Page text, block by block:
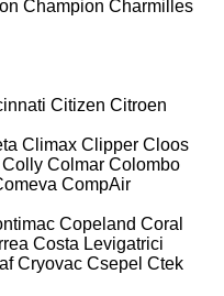
Champion Charmilles
Citizen Citroen
Climax Clipper Cloos
Colly Colmar Colombo
CompAir
Copeland Coral
Costa Levigatrici
Cryovac Csepel Ctek